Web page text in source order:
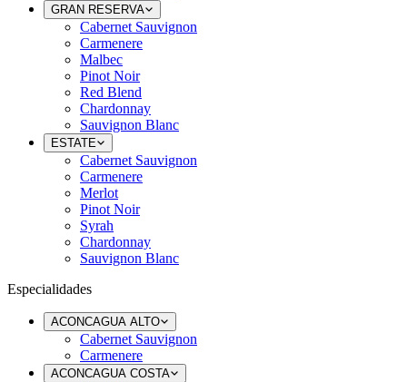
GRAN RESERVA
Cabernet Sauvignon
Carmenere
Malbec
Pinot Noir
Red Blend
Chardonnay
Sauvignon Blanc
ESTATE
Cabernet Sauvignon
Carmenere
Merlot
Pinot Noir
Syrah
Chardonnay
Sauvignon Blanc
Especialidades
ACONCAGUA ALTO
Cabernet Sauvignon
Carmenere
ACONCAGUA COSTA